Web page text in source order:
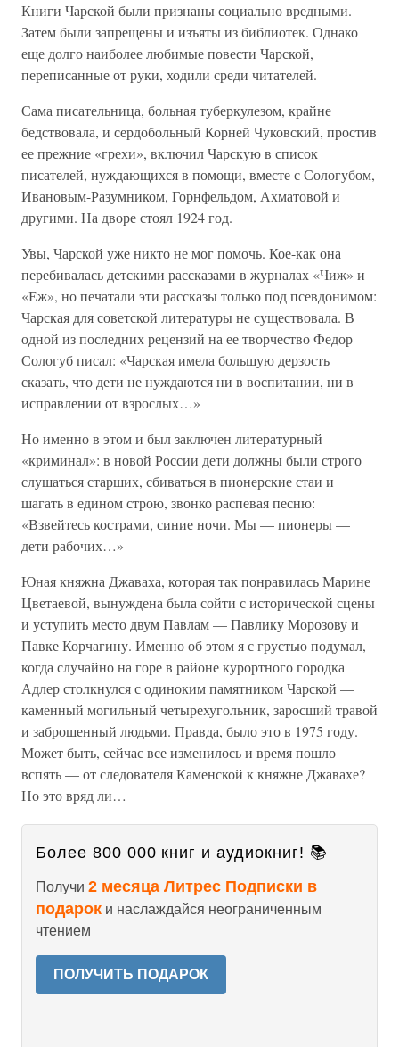
Книги Чарской были признаны социально вредными.
Затем были запрещены и изъяты из библиотек. Однако
еще долго наиболее любимые повести Чарской,
переписанные от руки, ходили среди читателей.
Сама писательница, больная туберкулезом, крайне
бедствовала, и сердобольный Корней Чуковский, простив
ее прежние «грехи», включил Чарскую в список
писателей, нуждающихся в помощи, вместе с Сологубом,
Ивановым-Разумником, Горнфельдом, Ахматовой и
другими. На дворе стоял 1924 год.
Увы, Чарской уже никто не мог помочь. Кое-как она
перебивалась детскими рассказами в журналах «Чиж» и
«Еж», но печатали эти рассказы только под псевдонимом:
Чарская для советской литературы не существовала. В
одной из последних рецензий на ее творчество Федор
Сологуб писал: «Чарская имела большую дерзость
сказать, что дети не нуждаются ни в воспитании, ни в
исправлении от взрослых…»
Но именно в этом и был заключен литературный
«криминал»: в новой России дети должны были строго
слушаться старших, сбиваться в пионерские стаи и
шагать в едином строю, звонко распевая песню:
«Взвейтесь кострами, синие ночи. Мы — пионеры —
дети рабочих…»
Юная княжна Джаваха, которая так понравилась Марине
Цветаевой, вынуждена была сойти с исторической сцены
и уступить место двум Павлам — Павлику Морозову и
Павке Корчагину. Именно об этом я с грустью подумал,
когда случайно на горе в районе курортного городка
Адлер столкнулся с одиноким памятником Чарской —
каменный могильный четырехугольник, заросший травой
и заброшенный людьми. Правда, было это в 1975 году.
Может быть, сейчас все изменилось и время пошло
вспять — от следователя Каменской к княжне Джавахе?
Но это вряд ли…
Более 800 000 книг и аудиокниг! 📚
Получи 2 месяца Литрес Подписки в
подарок и наслаждайся неограниченным
чтением
ПОЛУЧИТЬ ПОДАРОК